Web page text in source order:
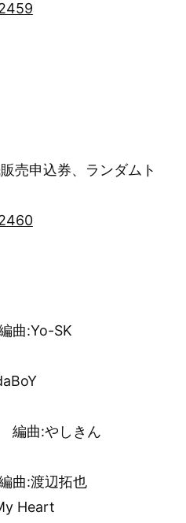
売申込券、ランダムト
曲:Yo-SK
編曲:やしきん
曲:渡辺拓也
Heart